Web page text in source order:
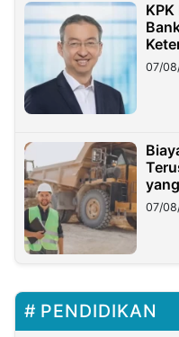
Miliar
07/
07/
PENDIDIKAN